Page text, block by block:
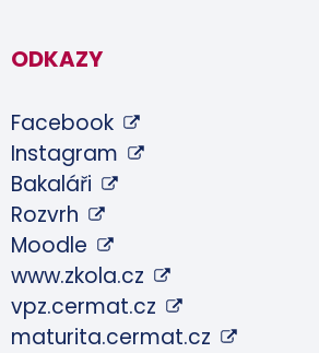
ODKAZY
Facebook
Instagram
Bakaláři
Rozvrh
Moodle
www.zkola.cz
vpz.cermat.cz
maturita.cermat.cz